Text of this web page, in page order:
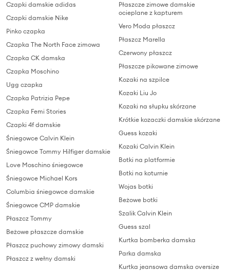
Czapki damskie adidas
Czapki damskie Nike
Pinko czapka
Czapka The North Face zimowa
Czapka CK damska
Czapka Moschino
Ugg czapka
Czapka Patrizia Pepe
Czapka Femi Stories
Czapki 4f damskie
Śniegowce Calvin Klein
Śniegowce Tommy Hilfiger damskie
Love Moschino śniegowce
Śniegowce Michael Kors
Columbia śniegowce damskie
Śniegowce CMP damskie
Płaszcz Tommy
Beżowe płaszcze damskie
Płaszcz puchowy zimowy damski
Płaszcz z wełny damski
Płaszcze zimowe damskie
ocieplane z kapturem
Vero Moda płaszcz
Płaszcz Marella
Czerwony płaszcz
Płaszcze pikowane zimowe
Kozaki na szpilce
Kozaki Liu Jo
Kozaki na słupku skórzane
Krótkie kozaczki damskie skórzane
Guess kozaki
Kozaki Calvin Klein
Botki na platformie
Botki na koturnie
Wojas botki
Beżowe botki
Szalik Calvin Klein
Guess szal
Kurtka bomberka damska
Parka damska
Kurtka jeansowa damska oversize